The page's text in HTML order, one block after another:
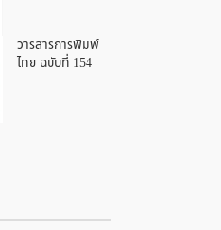
วารสารการพิมพ์
ไทย ฉบับที่ 154